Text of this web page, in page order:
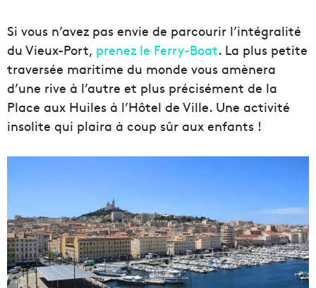
Si vous n’avez pas envie de parcourir l’intégralité
du Vieux-Port, prenez le Ferry-Boat. La plus petite
traversée maritime du monde vous amènera
d’une rive à l’autre et plus précisément de la
Place aux Huiles à l’Hôtel de Ville. Une activité
insolite qui plaira à coup sûr aux enfants !